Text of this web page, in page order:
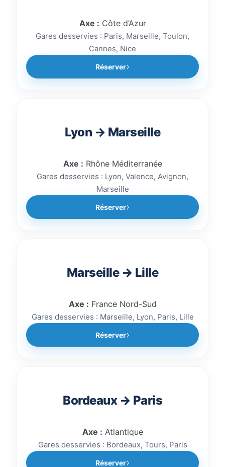
Axe : Côte d’Azur
Gares desservies : Paris, Marseille, Toulon,
Cannes, Nice
Réserver
Lyon → Marseille
Axe : Rhône Méditerranée
Gares desservies : Lyon, Valence, Avignon,
Marseille
Réserver
Marseille → Lille
Axe : France Nord-Sud
Gares desservies : Marseille, Lyon, Paris, Lille
Réserver
Bordeaux → Paris
Axe : Atlantique
Gares desservies : Bordeaux, Tours, Paris
Réserver